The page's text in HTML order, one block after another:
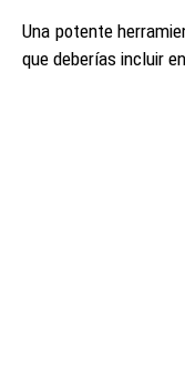
Una potente
que deberías incluir